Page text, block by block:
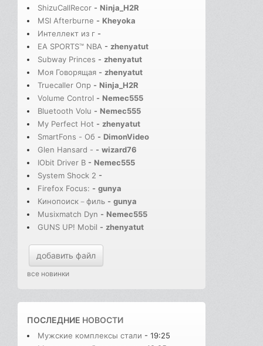
ShizuCallRecor - Ninja_H2R
MSI Afterburne - Kheyoka
Интеллект из г -
EA SPORTS™ NBA - zhenyatut
Subway Princes - zhenyatut
Моя Говорящая - zhenyatut
Truecaller Опр - Ninja_H2R
Volume Control - Nemec555
Bluetooth Volu - Nemec555
My Perfect Hot - zhenyatut
SmartFons - Об - DimonVideo
Glen Hansard - - wizard76
IObit Driver B - Nemec555
System Shock 2 -
Firefox Focus: - gunya
Кинопоиск－филь - gunya
Musixmatch Dyn - Nemec555
GUNS UP! Mobil - zhenyatut
добавить файл
все новинки
ПОСЛЕДНИЕ НОВОСТИ
Мужские комплексы стали - 19:25